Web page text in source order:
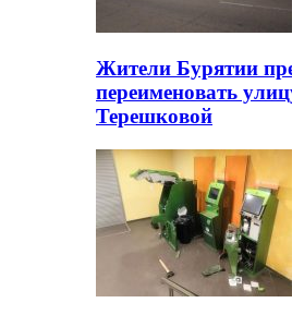
Жители Бурятии
переименовать
Терешковой